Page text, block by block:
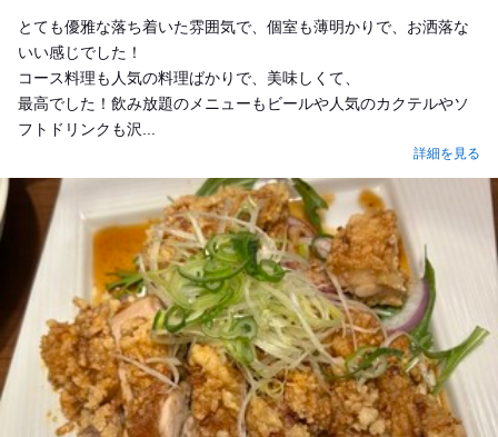
とても優雅な落ち着いた雰囲気で、個室も薄明かりで、お洒落な
いい感じでした！
コース料理も人気の料理ばかりで、美味しくて、
最高でした！飲み放題のメニューもビールや人気のカクテルやソ
フトドリンクも沢...
詳細を見る